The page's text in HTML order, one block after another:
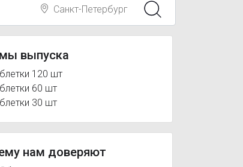
Санкт-Петербург
выпуска
120 шт
60 шт
30 шт
нам доверяют